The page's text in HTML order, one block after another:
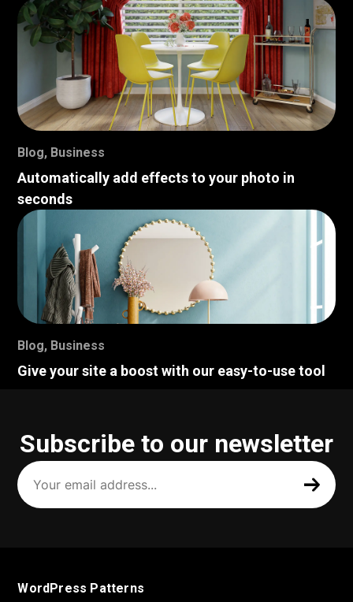
Blog, Business
Automatically add effects to your photo in
seconds
Blog, Business
Give your site a boost with our easy-to-use tool
Subscribe to our newsletter
Your
email
address
(Required)
WordPress Patterns